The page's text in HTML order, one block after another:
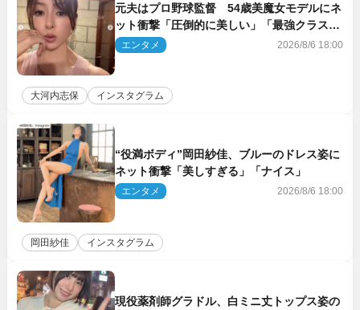
元夫はプロ野球監督 54歳美魔女モデルにネ
ット衝撃「圧倒的に美しい」「最強クラス」
「うっとり」
エンタメ 2026/8/6 18:00
大河内志保 インスタグラム
“役満ボディ”岡田紗佳、ブルーのドレス姿に
ネット衝撃「美しすぎる」「ナイス」
エンタメ 2026/8/6 18:00
岡田紗佳 インスタグラム
現役薬剤師グラドル、白ミニ丈トップス姿の